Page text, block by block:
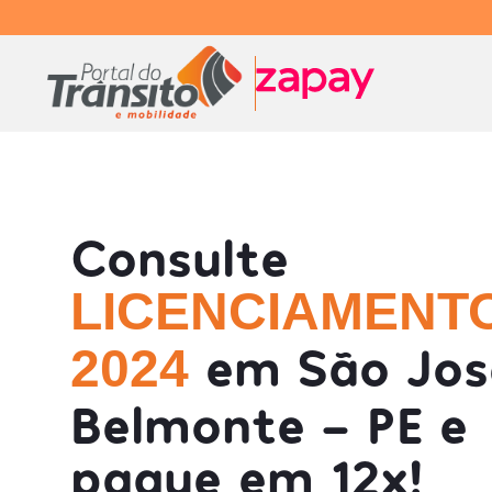
Consulte
2024 em São
Belmonte - PE e
pague em 12x!